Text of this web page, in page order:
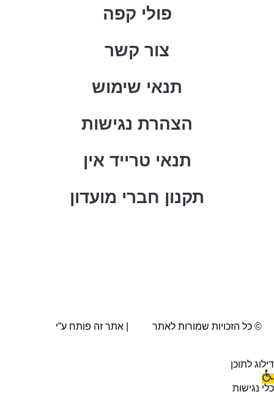
פולי קפה
צור קשר
תנאי שימוש
הצהרת נגישות
תנאי טרייד אין
תקנון חברי מועדון
© כל הזכויות שמורות לאתר
| אתר זה פותח ע”י
דילוג לתוכן
פ
ת
ח
כלי נגישות